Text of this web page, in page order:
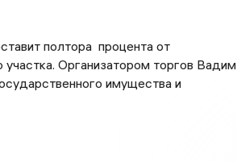
полтора процента от
Организатором торгов Вадим
имущества и